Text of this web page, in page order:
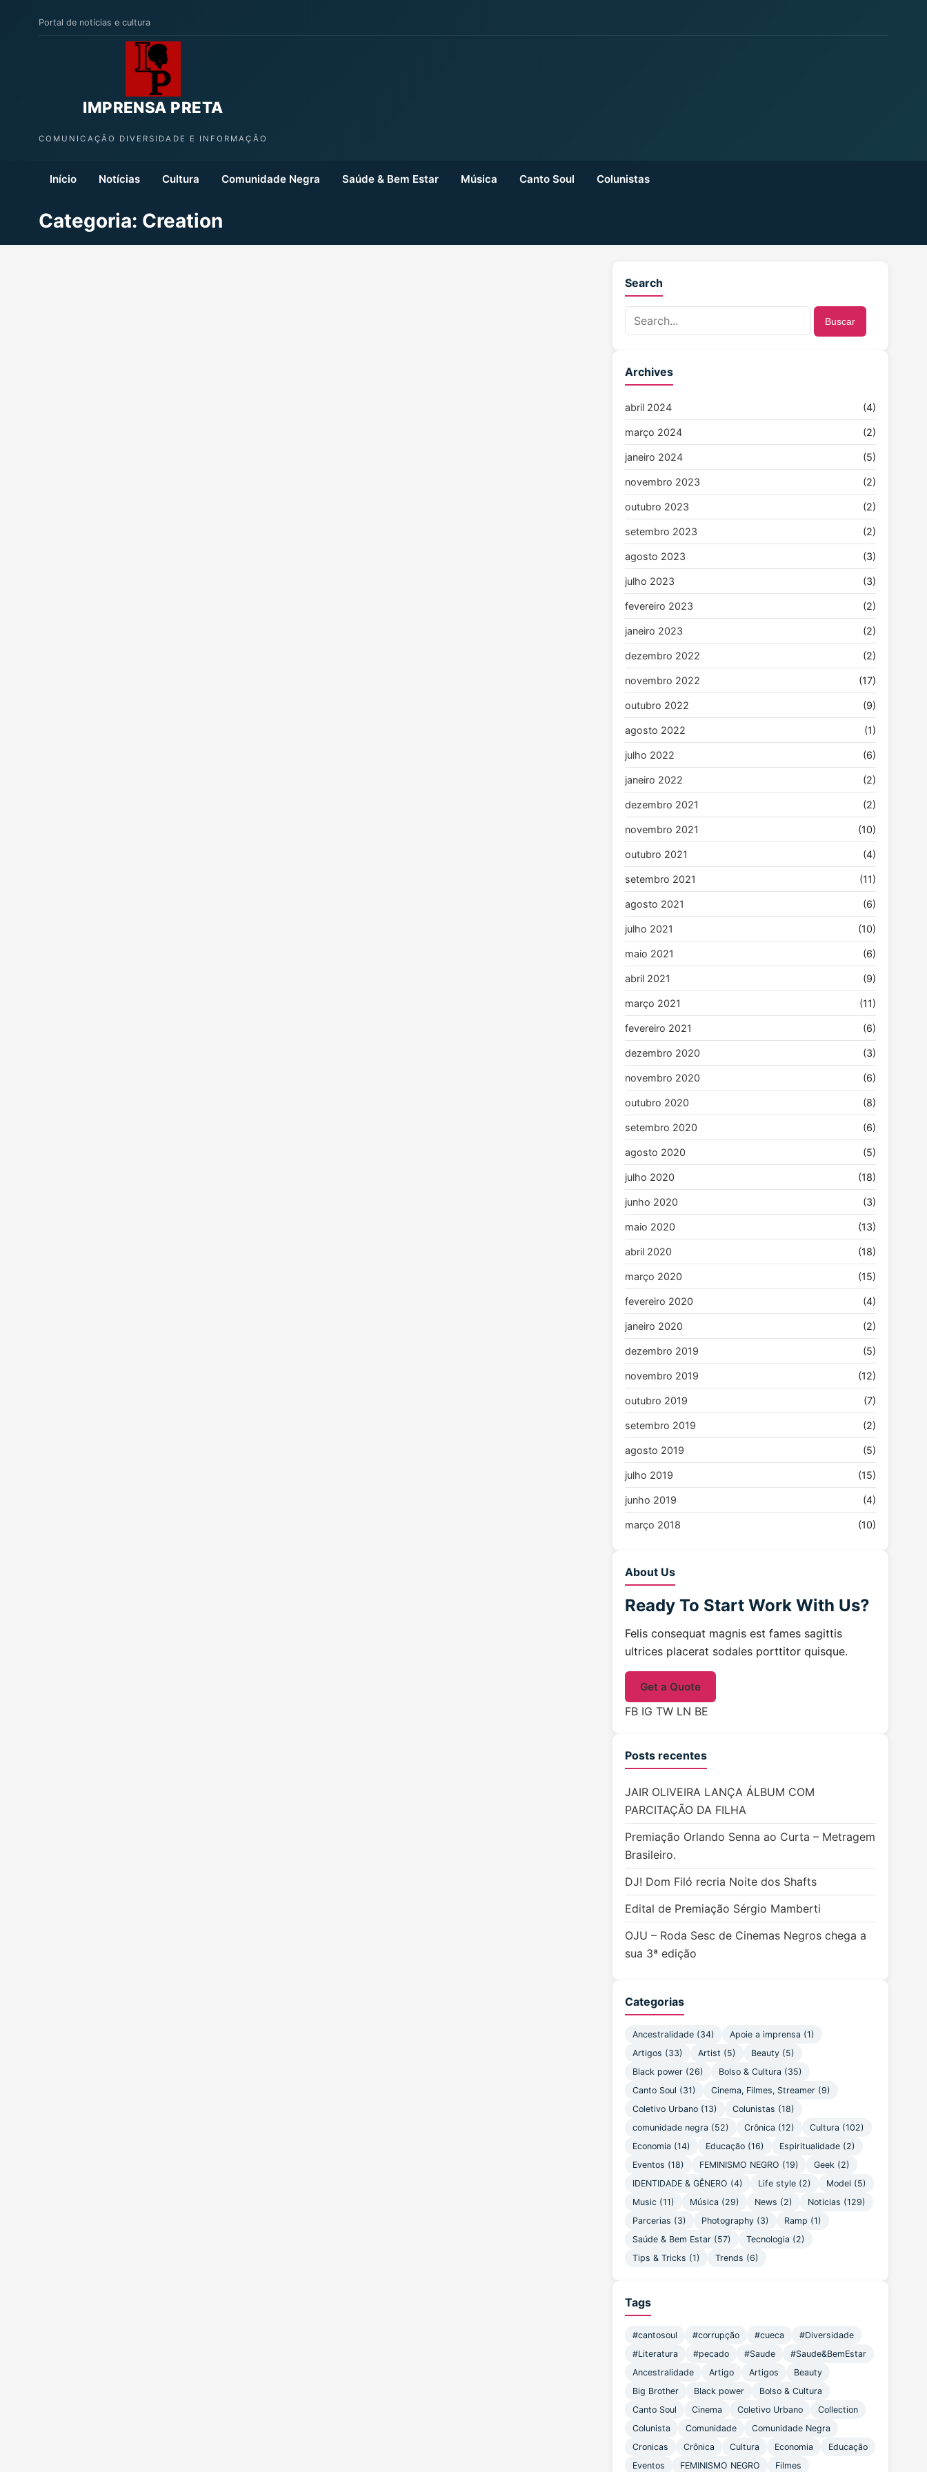
Portal de notícias e cultura
IMPRENSA PRETA
COMUNICAÇÃO DIVERSIDADE E INFORMAÇÃO
Início Notícias Cultura Comunidade Negra Saúde & Bem Estar Música Canto Soul Colunistas
Categoria: Creation
Search
Buscar
Archives
abril 2024 (4)
março 2024 (2)
janeiro 2024 (5)
novembro 2023 (2)
outubro 2023 (2)
setembro 2023 (2)
agosto 2023 (3)
julho 2023 (3)
fevereiro 2023 (2)
janeiro 2023 (2)
dezembro 2022 (2)
novembro 2022 (17)
outubro 2022 (9)
agosto 2022 (1)
julho 2022 (6)
janeiro 2022 (2)
dezembro 2021 (2)
novembro 2021 (10)
outubro 2021 (4)
setembro 2021 (11)
agosto 2021 (6)
julho 2021 (10)
maio 2021 (6)
abril 2021 (9)
março 2021 (11)
fevereiro 2021 (6)
dezembro 2020 (3)
novembro 2020 (6)
outubro 2020 (8)
setembro 2020 (6)
agosto 2020 (5)
julho 2020 (18)
junho 2020 (3)
maio 2020 (13)
abril 2020 (18)
março 2020 (15)
fevereiro 2020 (4)
janeiro 2020 (2)
dezembro 2019 (5)
novembro 2019 (12)
outubro 2019 (7)
setembro 2019 (2)
agosto 2019 (5)
julho 2019 (15)
junho 2019 (4)
março 2018 (10)
About Us
Ready To Start Work With Us?
Felis consequat magnis est fames sagittis
ultrices placerat sodales porttitor quisque.
Get a Quote
FB IG TW LN BE
Posts recentes
JAIR OLIVEIRA LANÇA ÁLBUM COM
PARCITAÇÃO DA FILHA
Premiação Orlando Senna ao Curta – Metragem
Brasileiro.
DJ! Dom Filó recria Noite dos Shafts
Edital de Premiação Sérgio Mamberti
OJU – Roda Sesc de Cinemas Negros chega a
sua 3ª edição
Categorias
Ancestralidade (34) Apoie a imprensa (1)
Artigos (33) Artist (5) Beauty (5)
Black power (26) Bolso & Cultura (35)
Canto Soul (31) Cinema, Filmes, Streamer (9)
Coletivo Urbano (13) Colunistas (18)
comunidade negra (52) Crônica (12) Cultura (102)
Economia (14) Educação (16) Espiritualidade (2)
Eventos (18) FEMINISMO NEGRO (19) Geek (2)
IDENTIDADE & GÊNERO (4) Life style (2) Model (5)
Music (11) Música (29) News (2) Noticias (129)
Parcerias (3) Photography (3) Ramp (1)
Saúde & Bem Estar (57) Tecnologia (2)
Tips & Tricks (1) Trends (6)
Tags
#cantosoul #corrupção #cueca
#Diversidade
#Literatura
#pecado #Saude
#Saude&BemEstar
Ancestralidade
Artigo Artigos
Beauty
Big Brother
Black power
Bolso & Cultura
Canto Soul
Cinema Coletivo Urbano
Collection
Colunista
Comunidade
Comunidade Negra
Cronicas
Crônica Cultura Economia
Educação
Eventos
FEMINISMO NEGRO Filmes